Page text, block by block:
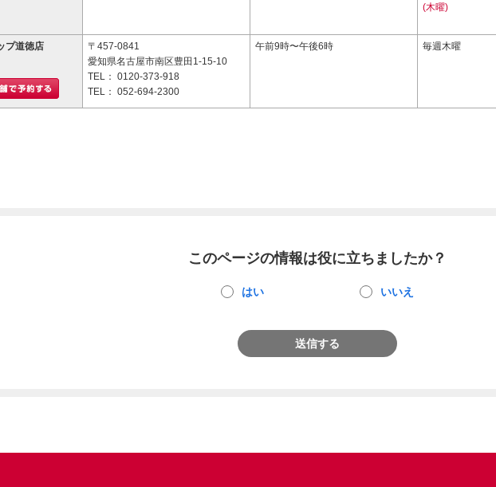
(木曜)
プ道徳店
〒457-0841
愛知県名古屋市南区豊田1-15-10
TEL： 0120-373-918
TEL： 052-694-2300
午前9時〜午後6時 毎週木曜
このページの情報は役に立ちましたか？
はい いいえ
送信する